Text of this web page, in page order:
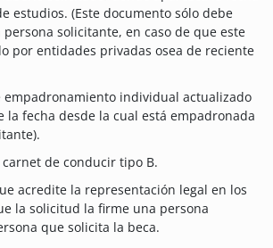
estudios. (Este documento sólo debe
solicitante, en caso de que este
por entidades privadas osea de reciente
empadronamiento individual actualizado
la fecha desde la cual está empadronada
de conducir tipo B.
acredite la representación legal en los
la solicitud la firme una persona
que solicita la beca.